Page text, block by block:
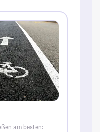
am besten: